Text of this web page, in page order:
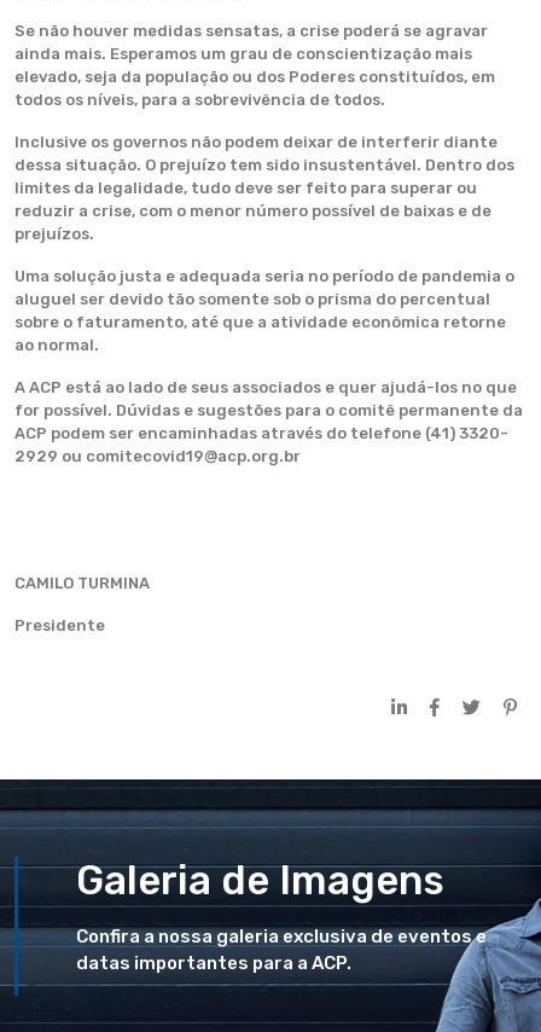
Se não houver medidas sensatas, a crise poderá se agravar
ainda mais. Esperamos um grau de conscientização mais
elevado, seja da população ou dos Poderes constituídos, em
todos os níveis, para a sobrevivência de todos.
Inclusive os governos não podem deixar de interferir diante
dessa situação. O prejuízo tem sido insustentável. Dentro dos
limites da legalidade, tudo deve ser feito para superar ou
reduzir a crise, com o menor número possível de baixas e de
prejuízos.
Uma solução justa e adequada seria no período de pandemia o
aluguel ser devido tão somente sob o prisma do percentual
sobre o faturamento, até que a atividade econômica retorne
ao normal.
A ACP está ao lado de seus associados e quer ajudá-los no que
for possível. Dúvidas e sugestões para o comitê permanente da
ACP podem ser encaminhadas através do telefone (41) 3320-
2929 ou comitecovid19@acp.org.br
CAMILO TURMINA
Presidente
Galeria de Imagens
Confira a nossa galeria exclusiva de eventos e
datas importantes para a ACP.